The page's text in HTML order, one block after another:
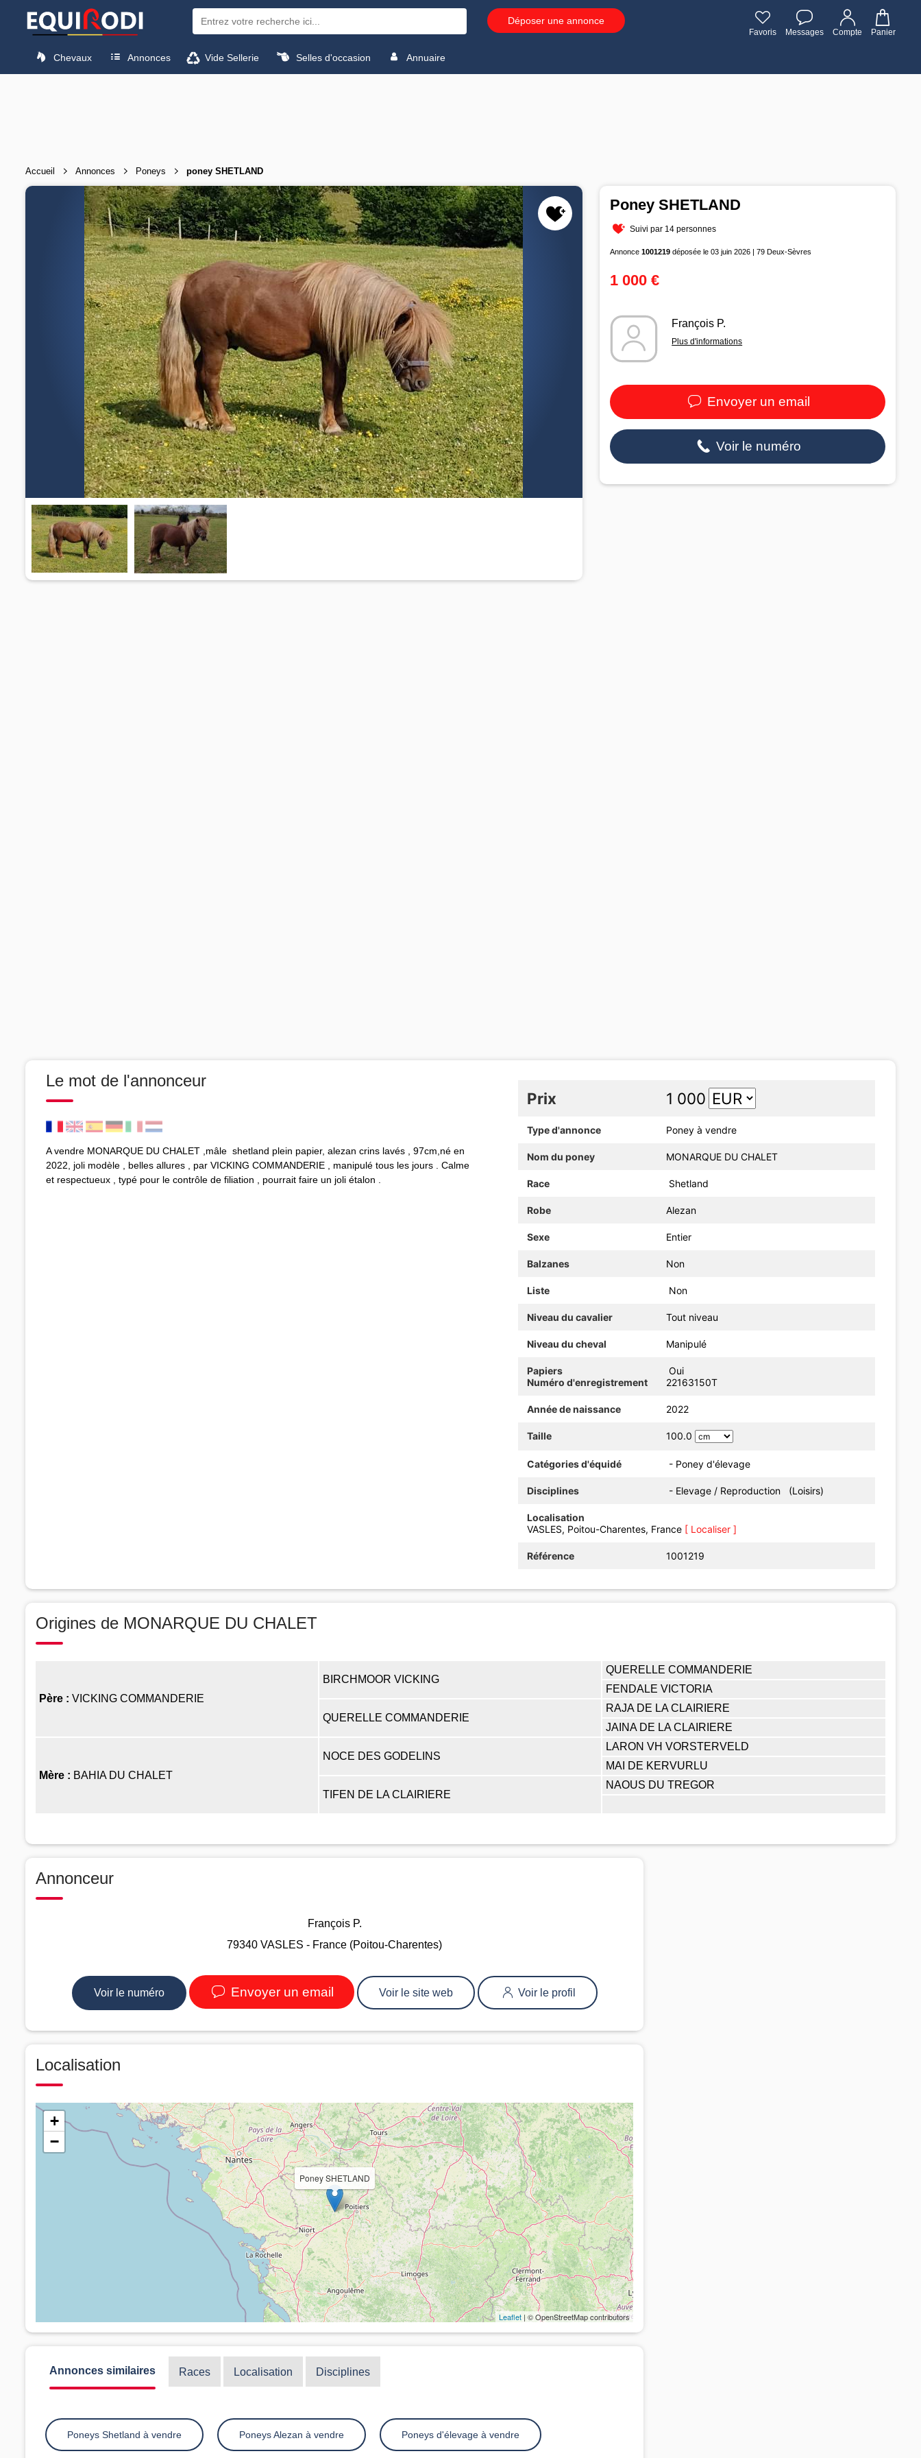
Déposer une annonce
Favoris Messages Compte Panier
Chevaux Annonces Vide Sellerie Selles d'occasion Annuaire
Accueil Annonces Poneys poney SHETLAND
Poney SHETLAND
Suivi par 14 personnes
Annonce1001219 déposée le 03 juin 2026 | 79 Deux-Sèvres
1 000 €
François P.
Plus d'informations
Envoyer un email
Voir le numéro
Le mot de l'annonceur
A vendre MONARQUE DU CHALET ,mâle shetland plein papier, alezan crins lavés , 97cm,né en
2022, joli modèle , belles allures , par VICKING COMMANDERIE , manipulé tous les jours . Calme
et respectueux , typé pour le contrôle de filiation , pourrait faire un joli étalon .
Prix 1 000
Type d'annonce Poney à vendre
Nom du poney MONARQUE DU CHALET
Race Shetland
Robe Alezan
Sexe Entier
Balzanes Non
Liste Non
Niveau du cavalier Tout niveau
Niveau du cheval Manipulé
Papiers
Oui
Numéro d'enregistrement
22163150T
Année de naissance 2022
Taille 100.0
Catégories d'équidé - Poney d'élevage
Disciplines - Elevage / Reproduction (Loisirs)
Localisation
VASLES, Poitou-Charentes, France [ Localiser ]
Référence 1001219
Origines de MONARQUE DU CHALET
Père : VICKING COMMANDERIE
BIRCHMOOR VICKING
QUERELLE COMMANDERIE
FENDALE VICTORIA
QUERELLE COMMANDERIE
RAJA DE LA CLAIRIERE
JAINA DE LA CLAIRIERE
Mère : BAHIA DU CHALET
NOCE DES GODELINS
LARON VH VORSTERVELD
MAI DE KERVURLU
TIFEN DE LA CLAIRIERE
NAOUS DU TREGOR
Annonceur
François P.
79340 VASLES - France (Poitou-Charentes)
Voir le numéro Envoyer un email Voir le site web Voir le profil
Localisation
Poney SHETLAND
+
−
Leaflet | © OpenStreetMap contributors
Annonces similaires Races Localisation Disciplines
Poneys Shetland à vendre Poneys Alezan à vendre Poneys d'élevage à vendre